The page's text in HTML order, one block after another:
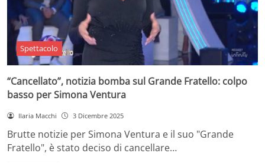
Spettacolo
“Cancellato”, notizia bomba sul Grande Fratello: colpo
basso per Simona Ventura
Ilaria Macchi 3 Dicembre 2025
Brutte notizie per Simona Ventura e il suo "Grande
Fratello", è stato deciso di cancellare…